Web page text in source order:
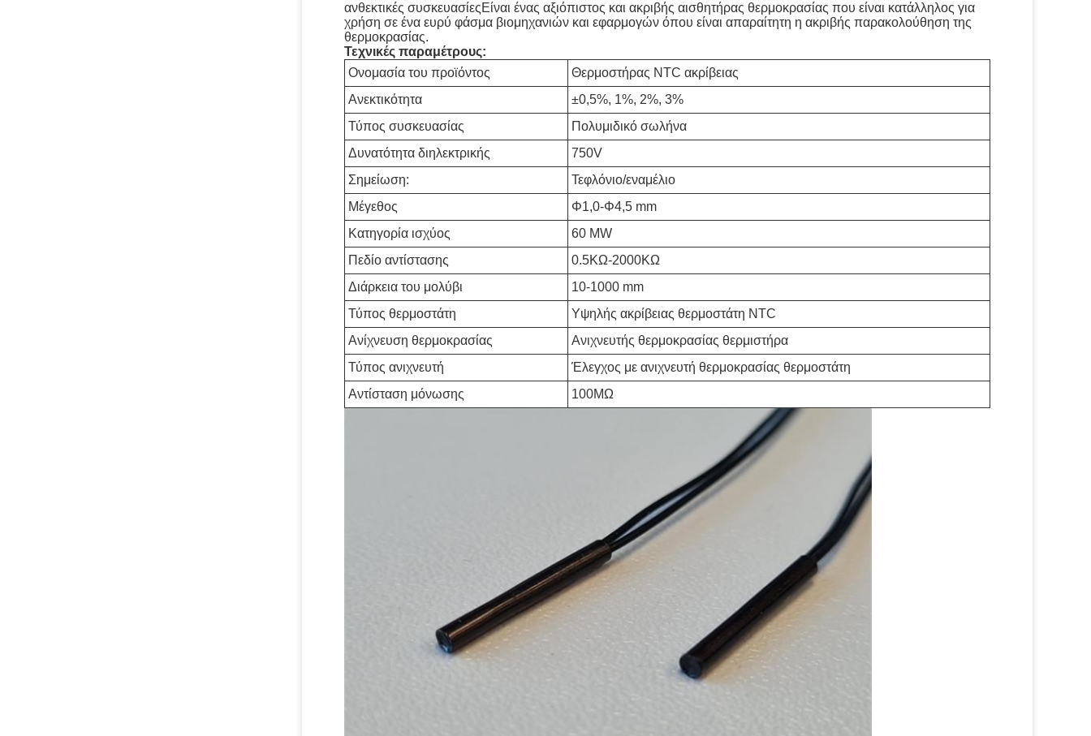
ανθεκτικές συσκευασίεςΕίναι ένας αξιόπιστος και ακριβής αισθητήρας θερμοκρασίας που είναι κατάλληλος για
χρήση σε ένα ευρύ φάσμα βιομηχανιών και εφαρμογών όπου είναι απαραίτητη η ακριβής παρακολούθηση της
θερμοκρασίας.
Τεχνικές παραμέτρους:
Ονομασία του προϊόντος
Θερμοστήρας NTC ακρίβειας
Ανεκτικότητα
±0,5%, 1%, 2%, 3%
Τύπος συσκευασίας
Πολυμιδικό σωλήνα
Δυνατότητα διηλεκτρικής
750V
Σημείωση:
Τεφλόνιο/εναμέλιο
Μέγεθος
Φ1,0-Φ4,5 mm
Κατηγορία ισχύος
60 MW
Πεδίο αντίστασης
0.5KΩ-2000KΩ
Διάρκεια του μολύβι
10-1000 mm
Τύπος θερμοστάτη
Υψηλής ακρίβειας θερμοστάτη NTC
Ανίχνευση θερμοκρασίας
Ανιχνευτής θερμοκρασίας θερμιστήρα
Τύπος ανιχνευτή
Έλεγχος με ανιχνευτή θερμοκρασίας θερμοστάτη
Αντίσταση μόνωσης
100MΩ